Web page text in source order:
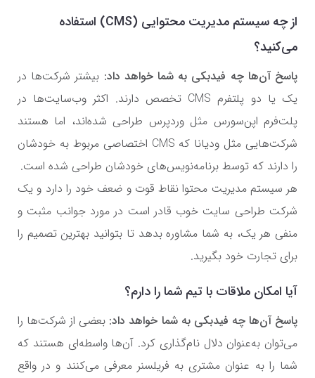
از چه سیستم مدیریت محتوایی (CMS) استفاده
می‌کنید؟
پاسخ آن‌ها چه فیدبکی به شما خواهد داد: بیشتر شرکت‌ها در
یک یا دو پلتفرم CMS تخصص دارند. اکثر وب‌سایت‌ها در
پلت‌فرم اپن‌سورس مثل وردپرس طراحی شده‌اند، اما هستند
شرکت‌هایی مثل ودیانا که CMS اختصاصی مربوط به خودشان
را دارند که توسط برنامه‌نویس‌های خودشان طراحی شده است.
هر سیستم مدیریت محتوا نقاط قوت و ضعف خود را دارد و یک
شرکت طراحی سایت خوب قادر است در مورد جوانب مثبت و
منفی هر یک، به شما مشاوره بدهد تا بتوانید بهترین تصمیم را
برای تجارت خود بگیرید.
آیا امکان ملاقات با تیم شما را دارم؟
پاسخ آن‌ها چه فیدبکی به شما خواهد داد: بعضی از شرکت‌ها را
می‌توان به‌عنوان دلال نام‌گذاری کرد. آن‌ها واسطه‌ای هستند که
شما را به عنوان مشتری به فریلسنر معرفی می‌کنند و در واقع